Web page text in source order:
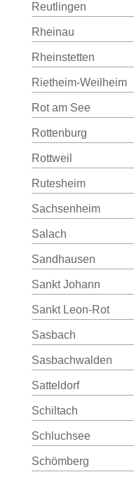
Reutlingen
Rheinau
Rheinstetten
Rietheim-Weilheim
Rot am See
Rottenburg
Rottweil
Rutesheim
Sachsenheim
Salach
Sandhausen
Sankt Johann
Sankt Leon-Rot
Sasbach
Sasbachwalden
Satteldorf
Schiltach
Schluchsee
Schömberg